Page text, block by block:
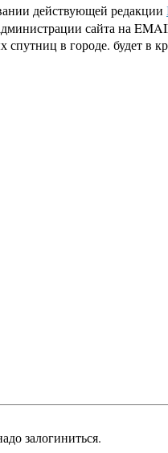
действующей редакции
сайта на
в городе. будет в
залогиниться.